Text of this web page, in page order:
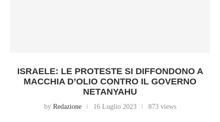
ISRAELE: LE PROTESTE SI DIFFONDONO A
MACCHIA D’OLIO CONTRO IL GOVERNO
NETANYAHU
by Redazione 16 Luglio 2023 873 views